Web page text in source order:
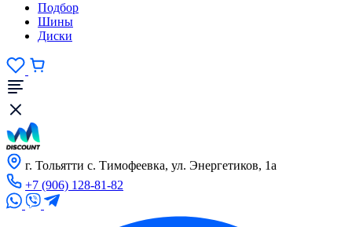
Подбор
Шины
Диски
г. Тольятти с. Тимофеевка, ул. Энергетиков, 1а
+7 (906) 128-81-82